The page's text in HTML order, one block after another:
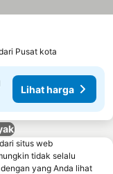
Pusat kota
Lihat harga
situs web
tidak selalu
yang Anda lihat